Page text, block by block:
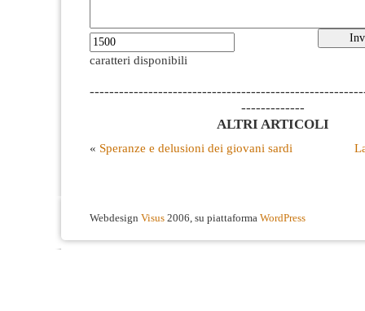
caratteri disponibili
-------------
ALTRI ARTICOLI
« Speranze e delusioni dei giovani sardi
Webdesign Visus 2006, su piattaforma WordPress